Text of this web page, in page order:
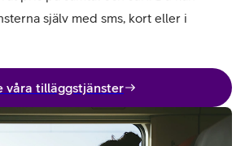
själv med sms, kort eller i
våra tilläggstjänster